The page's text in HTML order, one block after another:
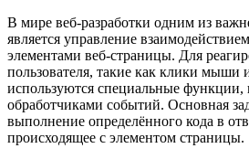
В мире веб-разработки одним из
является управление
элементами веб-страницы. Для
пользователя, такие как клики мыши
используются специальные функции,
обработчиками событий. Основная
выполнение определённого кода в
происходящее с элементом страницы.